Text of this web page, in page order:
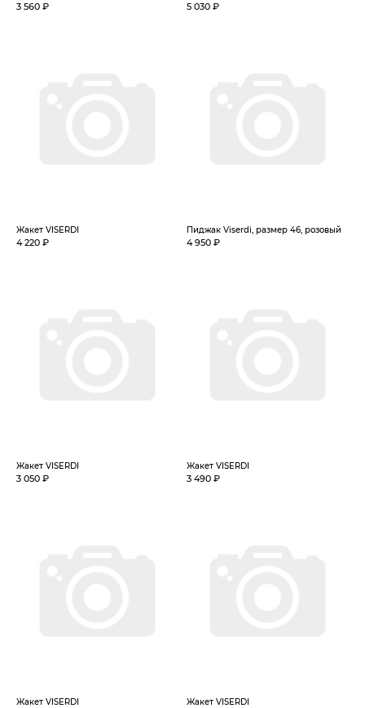
3 560 ₽ 5 030 ₽
Жакет VISERDI
4 220 ₽
Пиджак Viserdi, размер 46, розовый
4 950 ₽
Жакет VISERDI
3 050 ₽
Жакет VISERDI
3 490 ₽
Жакет VISERDI Жакет VISERDI